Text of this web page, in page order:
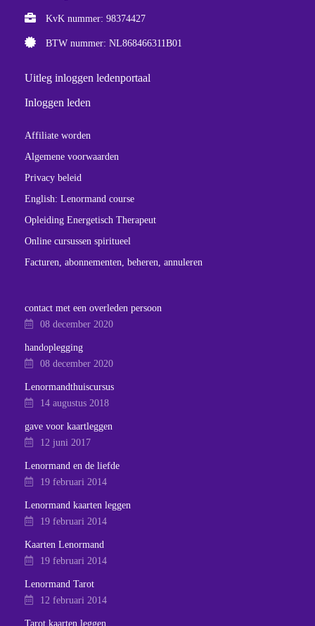
KvK nummer: 98374427
BTW nummer: NL868466311B01
Uitleg inloggen ledenportaal
Inloggen leden
Affiliate worden
Algemene voorwaarden
Privacy beleid
English: Lenormand course
Opleiding Energetisch Therapeut
Online cursussen spiritueel
Facturen, abonnementen, beheren, annuleren
contact met een overleden persoon
08 december 2020
handoplegging
08 december 2020
Lenormandthuiscursus
14 augustus 2018
gave voor kaartleggen
12 juni 2017
Lenormand en de liefde
19 februari 2014
Lenormand kaarten leggen
19 februari 2014
Kaarten Lenormand
19 februari 2014
Lenormand Tarot
12 februari 2014
Tarot kaarten leggen